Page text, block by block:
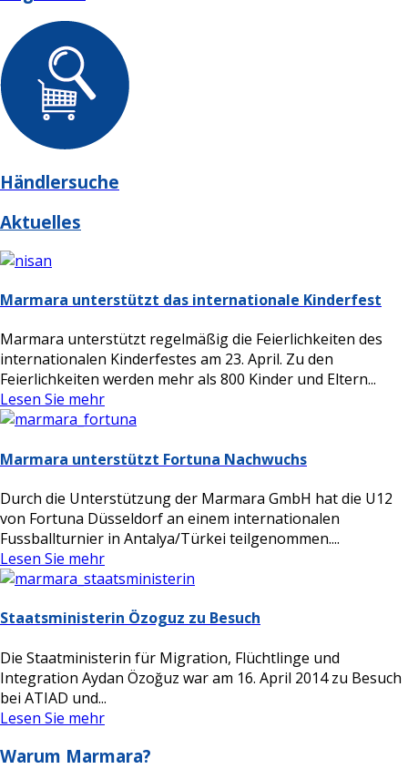
Händlersuche
Aktuelles
Marmara unterstützt das internationale Kinderfest
Marmara unterstützt regelmäßig die Feierlichkeiten des
internationalen Kinderfestes am 23. April. Zu den
Feierlichkeiten werden mehr als 800 Kinder und Eltern...
Lesen Sie mehr
Marmara unterstützt Fortuna Nachwuchs
Durch die Unterstützung der Marmara GmbH hat die U12
von Fortuna Düsseldorf an einem internationalen
Fussballturnier in Antalya/Türkei teilgenommen....
Lesen Sie mehr
Staatsministerin Özoguz zu Besuch
Die Staatministerin für Migration, Flüchtlinge und
Integration Aydan Özoğuz war am 16. April 2014 zu Besuch
bei ATIAD und...
Lesen Sie mehr
Warum Marmara?